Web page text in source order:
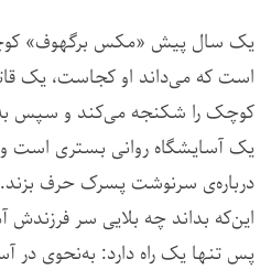
یک سال پیش «مکس برگهوف»
است که می‌داند او کجاست، یک
کوچک را شکنجه می‌کند و سپس به
یک آسایشگاه روانی بستری است
درباره‌ی سرنوشت پسرک حرف
این‌که بداند چه بلایی سر فرزندش
پس تنها یک راه دارد: به‌نحوی در